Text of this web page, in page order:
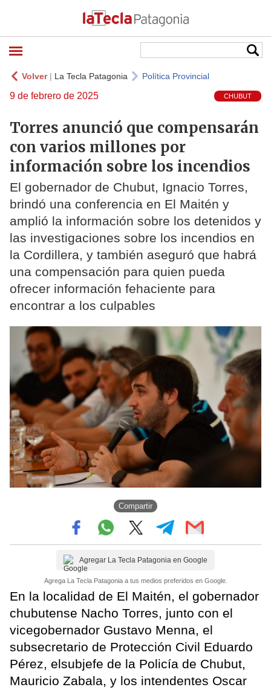
Volver| La Tecla Patagonia Política Provincial
9 de febrero de 2025 CHUBUT
Torres anunció que compensarán
con varios millones por
información sobre los incendios
El gobernador de Chubut, Ignacio Torres,
brindó una conferencia en El Maitén y
amplió la información sobre los detenidos y
las investigaciones sobre los incendios en
la Cordillera, y también aseguró que habrá
una compensación para quien pueda
ofrecer información fehaciente para
encontrar a los culpables
Compartir
Agregar La Tecla Patagonia en Google
Agrega La Tecla Patagonia a tus medios preferidos en Google.
En la localidad de El Maitén, el gobernador
chubutense Nacho Torres, junto con el
vicegobernador Gustavo Menna, el
subsecretario de Protección Civil Eduardo
Pérez, elsubjefe de la Policía de Chubut,
Mauricio Zabala, y los intendentes Oscar